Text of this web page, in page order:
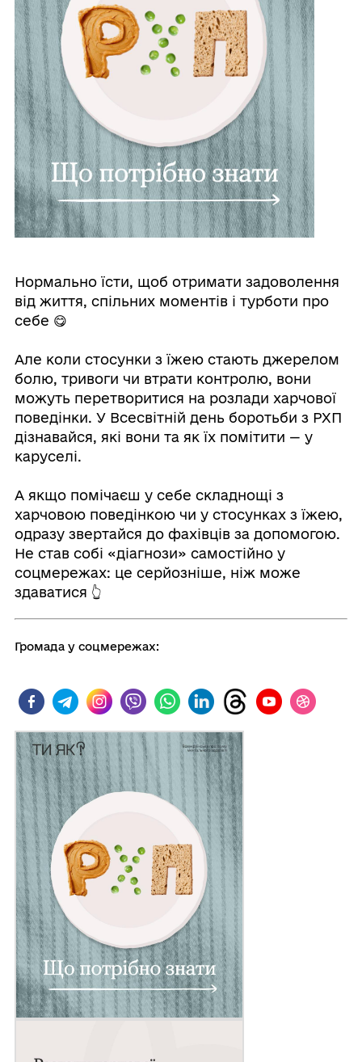
Нормально їсти, щоб отримати задоволення
від життя, спільних моментів і турботи про
себе 😋
Але коли стосунки з їжею стають джерелом
болю, тривоги чи втрати контролю, вони
можуть перетворитися на розлади харчової
поведінки. У Всесвітній день боротьби з РХП
дізнавайся, які вони та як їх помітити — у
каруселі.
А якщо помічаєш у себе складнощі з
харчовою поведінкою чи у стосунках з їжею,
одразу звертайся до фахівців за допомогою.
Не став собі «діагнози» самостійно у
соцмережах: це серйозніше, ніж може
здаватися 👆
Громада у соцмережах: